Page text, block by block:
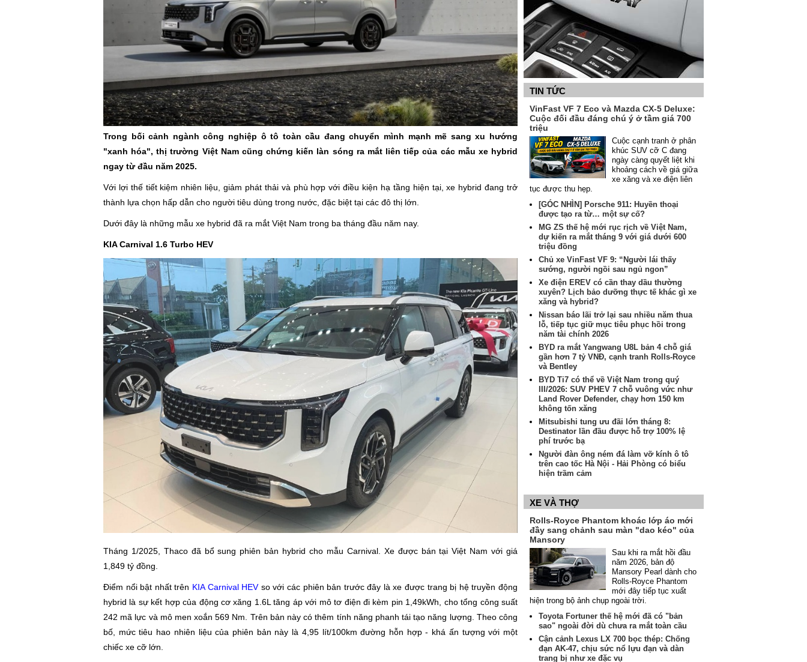
Trong bối cảnh ngành công nghiệp ô tô toàn cầu đang chuyển mình mạnh mẽ sang xu hướng
"xanh hóa", thị trường Việt Nam cũng chứng kiến làn sóng ra mắt liên tiếp của các mẫu xe hybrid
ngay từ đầu năm 2025.
Với lợi thế tiết kiệm nhiên liệu, giảm phát thải và phù hợp với điều kiện hạ tầng hiện tại, xe hybrid đang trở
thành lựa chọn hấp dẫn cho người tiêu dùng trong nước, đặc biệt tại các đô thị lớn.
Dưới đây là những mẫu xe hybrid đã ra mắt Việt Nam trong ba tháng đầu năm nay.
KIA Carnival 1.6 Turbo HEV
Tháng 1/2025, Thaco đã bổ sung phiên bản hybrid cho mẫu Carnival. Xe được bán tại Việt Nam với giá
1,849 tỷ đồng.
Điểm nổi bật nhất trên KIA Carnival HEVso với các phiên bản trước đây là xe được trang bị hệ truyền động
hybrid là sự kết hợp của động cơ xăng 1.6L tăng áp với mô tơ điện đi kèm pin 1,49kWh, cho tổng công suất
242 mã lực và mô men xoắn 569 Nm. Trên bản này có thêm tính năng phanh tái tạo năng lượng. Theo công
bố, mức tiêu hao nhiên liệu của phiên bản này là 4,95 lít/100km đường hỗn hợp - khá ấn tượng với một
chiếc xe cỡ lớn.
TIN TỨC
VinFast VF 7 Eco và Mazda CX-5 Deluxe:
Cuộc đối đầu đáng chú ý ở tầm giá 700
triệu
Cuộc cạnh tranh ở phân
khúc SUV cỡ C đang
ngày càng quyết liệt khi
khoảng cách về giá giữa
xe xăng và xe điện liên
tục được thu hẹp.
[GÓC NHÌN] Porsche 911: Huyền thoại
được tạo ra từ… một sự cố?
MG ZS thế hệ mới rục rịch về Việt Nam,
dự kiến ra mắt tháng 9 với giá dưới 600
triệu đồng
Chủ xe VinFast VF 9: “Người lái thấy
sướng, người ngồi sau ngủ ngon”
Xe điện EREV có cần thay dầu thường
xuyên? Lịch bảo dưỡng thực tế khác gì xe
xăng và hybrid?
Nissan báo lãi trở lại sau nhiều năm thua
lỗ, tiếp tục giữ mục tiêu phục hồi trong
năm tài chính 2026
BYD ra mắt Yangwang U8L bản 4 chỗ giá
gần hơn 7 tỷ VNĐ, cạnh tranh Rolls-Royce
và Bentley
BYD Ti7 có thể về Việt Nam trong quý
III/2026: SUV PHEV 7 chỗ vuông vức như
Land Rover Defender, chạy hơn 150 km
không tốn xăng
Mitsubishi tung ưu đãi lớn tháng 8:
Destinator lần đầu được hỗ trợ 100% lệ
phí trước bạ
Người đàn ông ném đá làm vỡ kính ô tô
trên cao tốc Hà Nội - Hải Phòng có biểu
hiện trầm cảm
XE VÀ THỢ
Rolls-Royce Phantom khoác lớp áo mới
đầy sang chảnh sau màn "dao kéo" của
Mansory
Sau khi ra mắt hồi đầu
năm 2026, bản độ
Mansory Pearl dành cho
Rolls-Royce Phantom
mới đây tiếp tục xuất
hiện trong bộ ảnh chụp ngoài trời.
Toyota Fortuner thế hệ mới đã có "bản
sao" ngoài đời dù chưa ra mắt toàn cầu
Cận cảnh Lexus LX 700 bọc thép: Chống
đạn AK-47, chịu sức nổ lựu đạn và dàn
trang bị như xe đặc vụ